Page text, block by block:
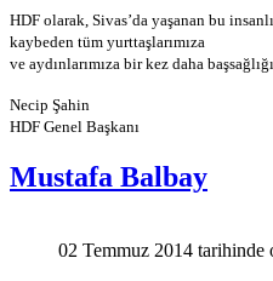
HDF olarak, Sivas’da yaşanan bu
kaybeden tüm yurttaşlarımıza
ve aydınlarımıza bir kez daha
Necip Şahin
HDF Genel Başkanı
Mustafa Balbay
02 Temmuz 2014 tarihinde